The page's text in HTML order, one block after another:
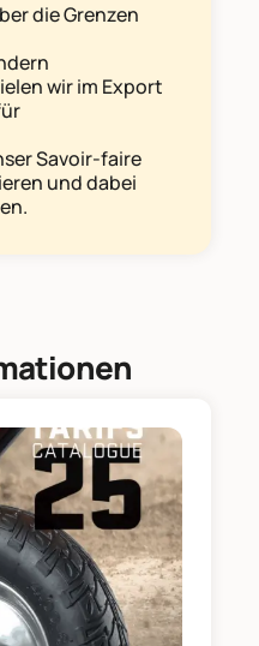
die Grenzen
wir im Export
Savoir-faire
und dabei